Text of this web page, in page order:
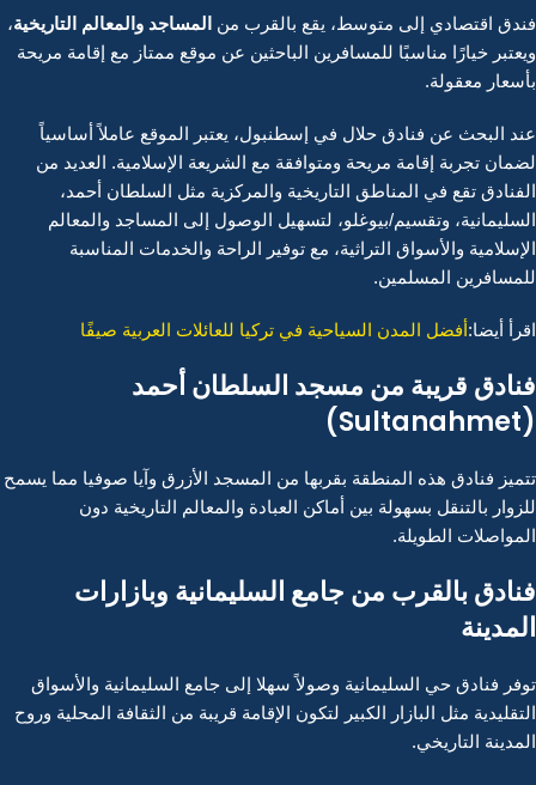
فندق اقتصادي إلى متوسط، يقع بالقرب من المساجد والمعالم التاريخية،
ويعتبر خيارًا مناسبًا للمسافرين الباحثين عن موقع ممتاز مع إقامة مريحة
بأسعار معقولة.
عند البحث عن فنادق حلال في إسطنبول، يعتبر الموقع عاملاً أساسياً
لضمان تجربة إقامة مريحة ومتوافقة مع الشريعة الإسلامية. العديد من
الفنادق تقع في المناطق التاريخية والمركزية مثل السلطان أحمد،
السليمانية، وتقسيم/بيوغلو، لتسهيل الوصول إلى المساجد والمعالم
الإسلامية والأسواق التراثية، مع توفير الراحة والخدمات المناسبة
للمسافرين المسلمين.
اقرأ أيضا:أفضل المدن السياحية في تركيا للعائلات العربية صيفًا
فنادق قريبة من مسجد السلطان أحمد
(Sultanahmet)
تتميز فنادق هذه المنطقة بقربها من المسجد الأزرق وآيا صوفيا مما يسمح
للزوار بالتنقل بسهولة بين أماكن العبادة والمعالم التاريخية دون
المواصلات الطويلة.
فنادق بالقرب من جامع السليمانية وبازارات
المدينة
توفر فنادق حي السليمانية وصولاً سهلا إلى جامع السليمانية والأسواق
التقليدية مثل البازار الكبير لتكون الإقامة قريبة من الثقافة المحلية وروح
المدينة التاريخي.